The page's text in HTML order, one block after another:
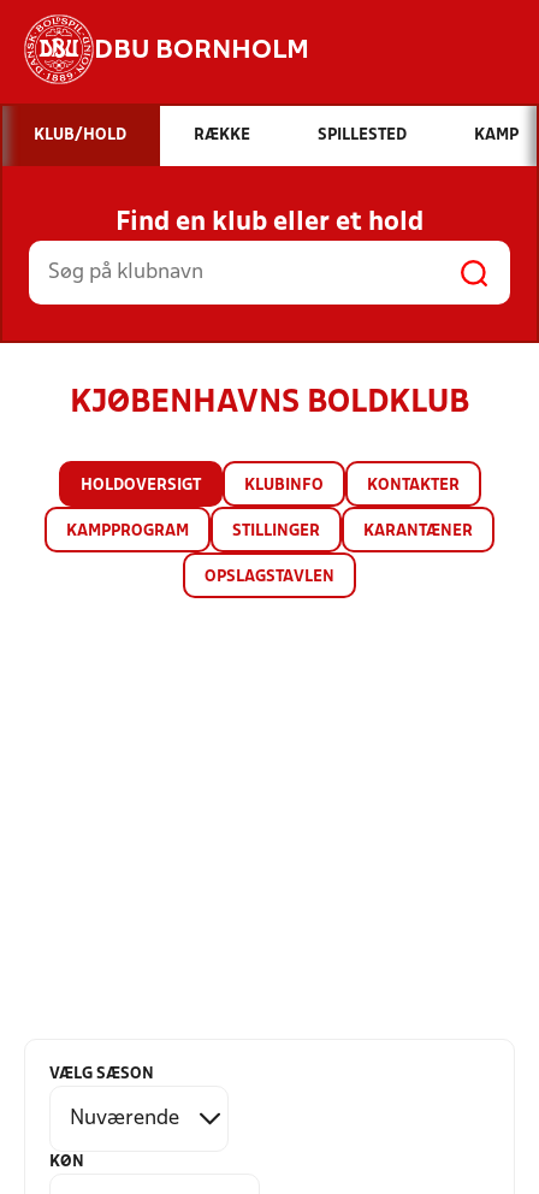
DBU BORNHOLM
Hvad vil du søge efter?
INDHOLD OG NYHEDER
STILLINGER, RESULTATER, KLUBBER OG
HOLD
KLUB/HOLD RÆKKE SPILLESTED KAMP
Find en klub eller et hold
KJØBENHAVNS BOLDKLUB
HOLDOVERSIGT KLUBINFO KONTAKTER
KAMPPROGRAM STILLINGER KARANTÆNER
OPSLAGSTAVLEN
VÆLG SÆSON
KØN